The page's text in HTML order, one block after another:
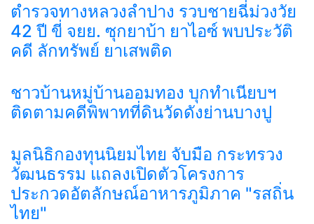
ตำรวจทางหลวงลำปาง รวบชายฉี่ม่วงวัย
42 ปี ขี่ จยย. ซุกยาบ้า ยาไอซ์ พบประวัติ
คดี ลักทรัพย์ ยาเสพติด
ชาวบ้านหมู่บ้านออมทอง บุกทำเนียบฯ
ติดตามคดีพิพาทที่ดินวัดดังย่านบางปู
มูลนิธิกองทุนนิยมไทย จับมือ กระทรวง
วัฒนธรรม แถลงเปิดตัวโครงการ
ประกวดอัตลักษณ์อาหารภูมิภาค "รสถิ่น
ไทย"